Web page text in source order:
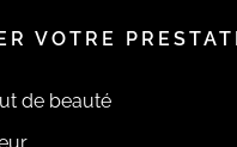
VOTRE
de beauté